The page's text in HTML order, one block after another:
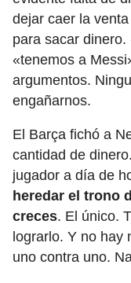
dejar caer la
para sacar
«tenemos a
argumentos.
engañarnos.
El Barça fichó a
cantidad de
jugador a día de
heredar el trono
creces. El único.
lograrlo. Y no hay
uno contra uno.